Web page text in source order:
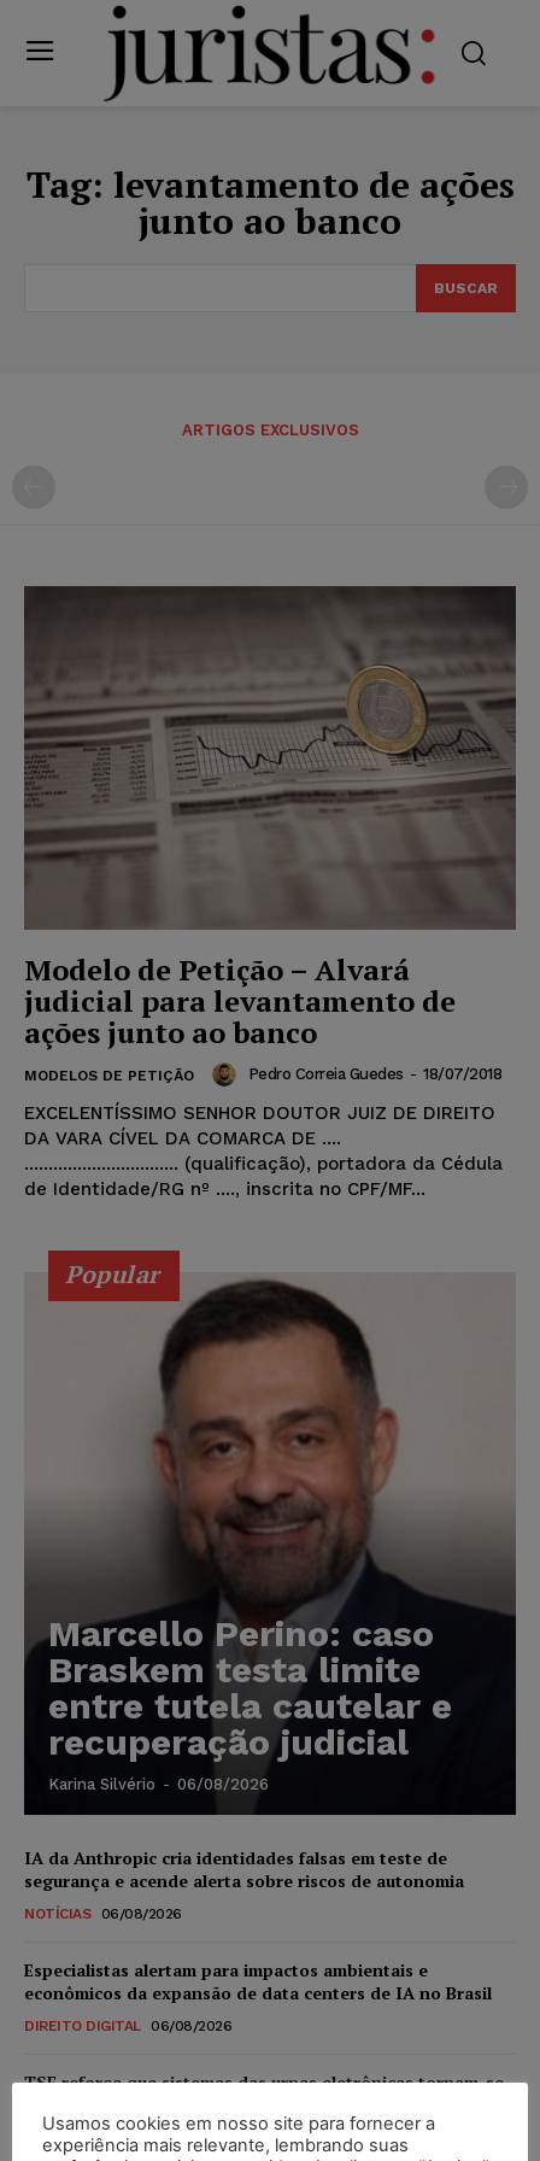
Tag: levantamento de ações
junto ao banco
BUSCAR
ARTIGOS EXCLUSIVOS
Modelo de Petição – Alvará
judicial para levantamento de
ações junto ao banco
MODELOS DE PETIÇÃO Pedro Correia Guedes - 18/07/2018
EXCELENTÍSSIMO SENHOR DOUTOR JUIZ DE DIREITO
DA VARA CÍVEL DA COMARCA DE ....
................................ (qualificação), portadora da Cédula
de Identidade/RG nº ...., inscrita no CPF/MF...
Popular
Marcello Perino: caso
Braskem testa limite
entre tutela cautelar e
recuperação judicial
Karina Silvério - 06/08/2026
IA da Anthropic cria identidades falsas em teste de
segurança e acende alerta sobre riscos de autonomia
NOTÍCIAS 06/08/2026
Especialistas alertam para impactos ambientais e
econômicos da expansão de data centers de IA no Brasil
DIREITO DIGITAL 06/08/2026
TSE reforça que sistemas das urnas eletrônicas tornam-se
NOTÍCIAS 06/08/2026
Usamos cookies em nosso site para fornecer a
experiência mais relevante, lembrando suas